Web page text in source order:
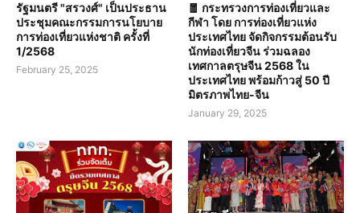
รัฐมนตรี "สรวงศ์" เป็นประธาน
ประชุมคณะกรรมการนโยบาย
การท่องเที่ยวแห่งชาติ ครั้งที่
1/2568
February 25, 2025
🧧 กระทรวงการท่องเที่ยวและ
กีฬา โดย การท่องเที่ยวแห่ง
ประเทศไทย จัดกิจกรรมต้อนรับ
นักท่องเที่ยวจีน ร่วมฉลอง
เทศกาลตรุษจีน 2568 ใน
ประเทศไทย พร้อมก้าวสู่ 50 ปี
มิตรภาพไทย-จีน
January 29, 2025